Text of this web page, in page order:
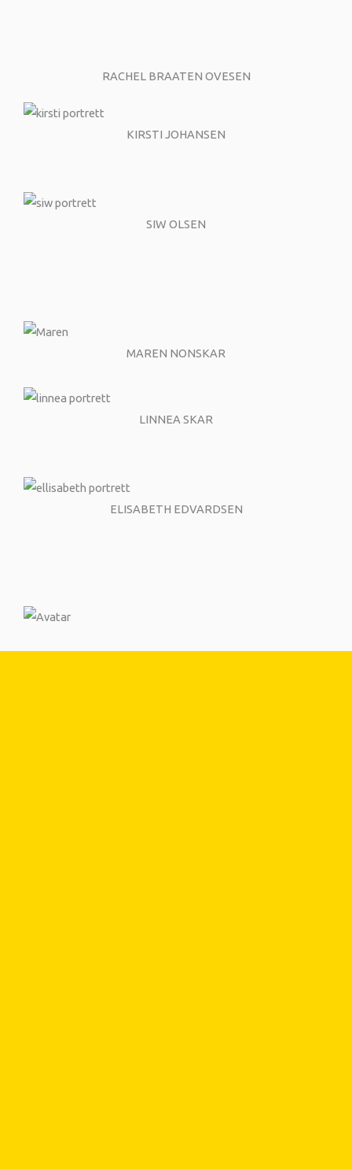
RACHEL BRAATEN OVESEN
KIRSTI JOHANSEN
SIW OLSEN
MAREN NONSKAR
LINNEA SKAR
ELISABETH EDVARDSEN